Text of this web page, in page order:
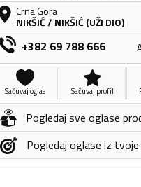
Crna Gora
NIKŠIĆ/ NIKŠIĆ (UŽI DIO)
+382 69 788 666
Sačuvaj oglas Sačuvaj profil
Pogledaj sve oglase
Pogledaj oglase iz